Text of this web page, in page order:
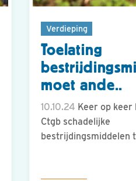
Verdieping
Toelating
moet ande..
10.10.24 Keer op
Ctgb schadelijke
bestrijdingsmiddelen